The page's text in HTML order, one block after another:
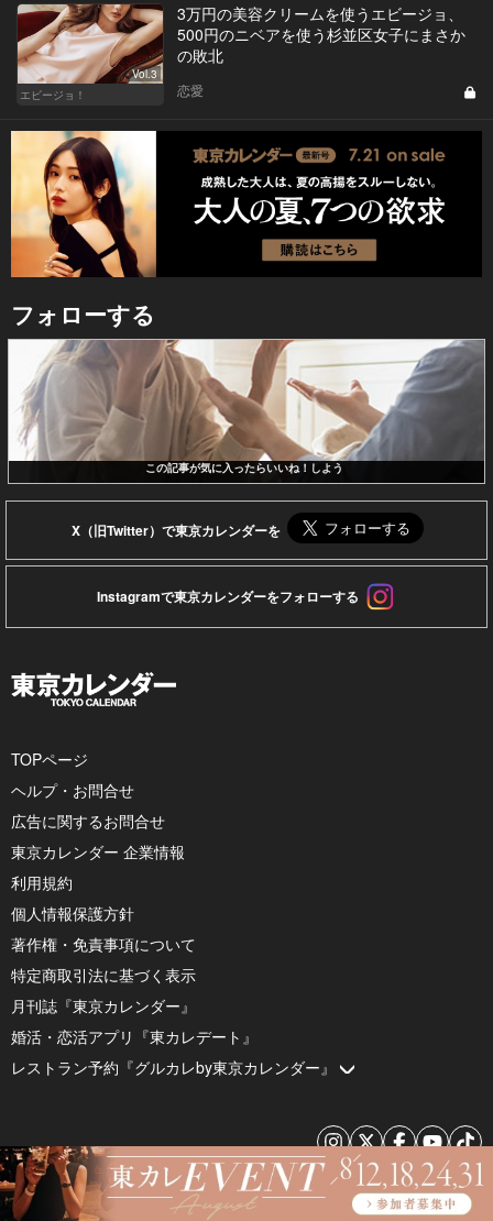
Vol.3
エビージョ！
3万円の美容クリームを使うエビージョ、
500円のニベアを使う杉並区女子にまさか
の敗北
恋愛
フォローする
この記事が気に入ったらいいね！しよう
X（旧Twitter）で東京カレンダーを
Instagramで東京カレンダーをフォローする
TOPページ
ヘルプ・お問合せ
広告に関するお問合せ
東京カレンダー 企業情報
利用規約
個人情報保護方針
著作権・免責事項について
特定商取引法に基づく表示
月刊誌『東京カレンダー』
婚活・恋活アプリ『東カレデート』
レストラン予約『グルカレby東京カレンダー』
© 2026 by Tokyo Calendar, Inc.